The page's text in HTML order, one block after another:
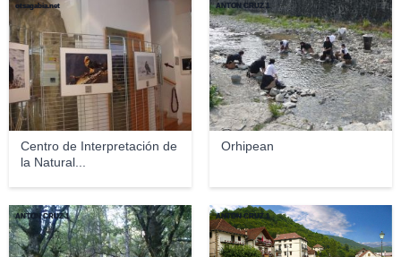
Centro de Interpretación de
la Natural...
otsagabia.net
Orhipean
ANTON CRUZ 1
ANTON CRUZ 1 ANTON CRUZ 1